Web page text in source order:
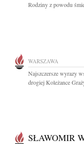
Rodziny z powodu
WARSZAWA
Najszczersze wyrazy
drogiej Koleżance
SŁAWOMIR